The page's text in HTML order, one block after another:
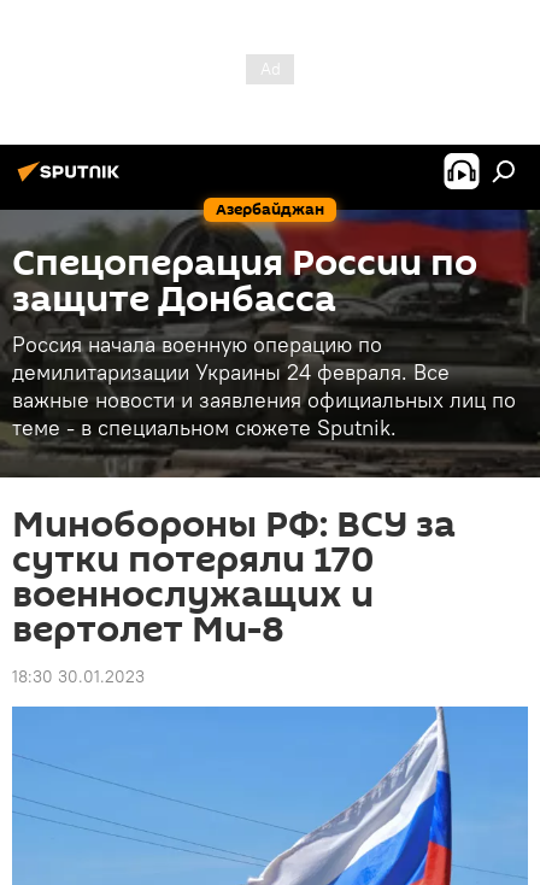
Азербайджан
Спецоперация России по
защите Донбасса
Россия начала военную операцию по
демилитаризации Украины 24 февраля. Все
важные новости и заявления официальных лиц по
теме - в специальном сюжете Sputnik.
Минобороны РФ: ВСУ за
сутки потеряли 170
военнослужащих и
вертолет Ми-8
18:30 30.01.2023